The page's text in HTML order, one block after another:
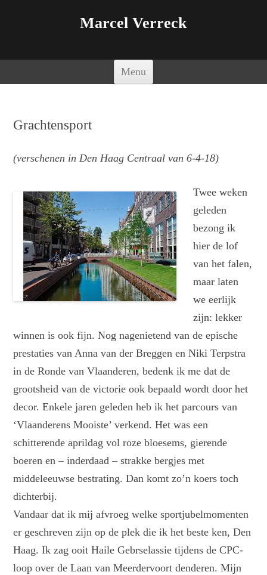
Marcel Verreck
Menu
Grachtensport
(verschenen in Den Haag Centraal van 6-4-18)
Twee weken
geleden
bezong ik
hier de lof
van het falen,
maar laten
we eerlijk
zijn: lekker
winnen is ook fijn. Nog nagenietend van de epische
prestaties van Anna van der Breggen en Niki Terpstra
in de Ronde van Vlaanderen, bedenk ik me dat de
grootsheid van de victorie ook bepaald wordt door het
decor. Enkele jaren geleden heb ik het parcours van
‘Vlaanderens Mooiste’ verkend. Het was een
schitterende aprildag vol roze bloesems, gierende
boeren en – inderdaad – strakke bergjes met
middeleeuwse bestrating. Dan komt zo’n koers toch
dichterbij.
Vandaar dat ik mij afvroeg welke sportjubelmomenten
er geschreven zijn op de plek die ik het beste ken, Den
Haag. Ik zag ooit Haile Gebrselassie tijdens de CPC-
loop over de Laan van Meerdervoort denderen. Mijn